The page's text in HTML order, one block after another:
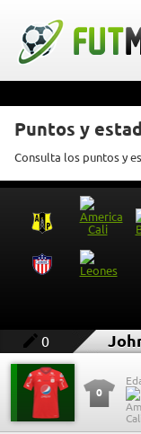
Puntos y
Consulta los puntos y
0
0